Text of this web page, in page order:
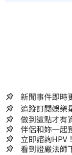
新聞事件即時
追蹤訂閱娛
做到這點才有
伴侶和妳一起
立即諮詢HPV
嫌晚！
看到證嚴法師